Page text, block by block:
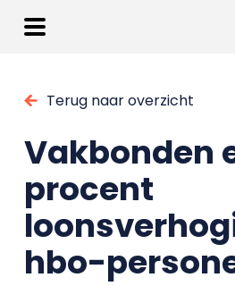
Terug naar overzicht
Vakbonden
procent
hbo-